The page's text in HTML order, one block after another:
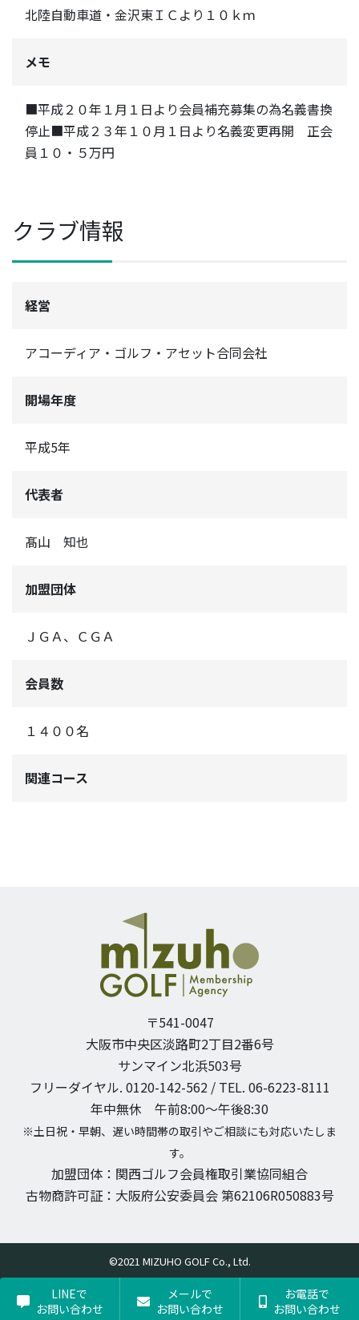
北陸自動車道・金沢東ＩＣより１０ｋｍ
メモ
■平成２０年１月１日より会員補充募集の為名義書換
停止■平成２３年１０月１日より名義変更再開 正会
員１０・５万円
クラブ情報
経営
アコーディア・ゴルフ・アセット合同会社
開場年度
平成5年
代表者
髙山 知也
加盟団体
ＪＧＡ、ＣＧＡ
会員数
１４００名
関連コース
〒541-0047
大阪市中央区淡路町2丁目2番6号
サンマイン北浜503号
フリーダイヤル. 0120-142-562 / TEL. 06-6223-8111
年中無休 午前8:00〜午後8:30
※土日祝・早朝、遅い時間帯の取引やご相談にも対応いたしま
す。
加盟団体：関西ゴルフ会員権取引業協同組合
古物商許可証：大阪府公安委員会 第62106R050883号
©2021 MIZUHO GOLF Co., Ltd.
LINEで
お問い合わせ
メールで
お問い合わせ
お電話で
お問い合わせ